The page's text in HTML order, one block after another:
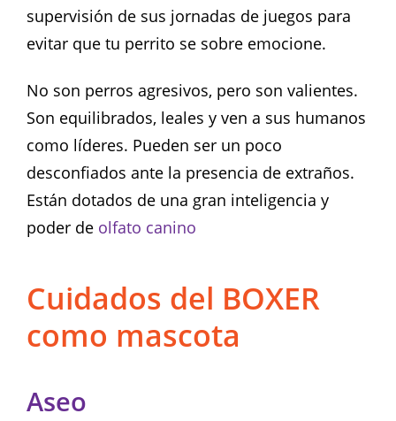
supervisión de sus jornadas de juegos para
evitar que tu perrito se sobre emocione.
No son perros agresivos, pero son valientes.
Son equilibrados, leales y ven a sus humanos
como líderes. Pueden ser un poco
desconfiados ante la presencia de extraños.
Están dotados de una gran inteligencia y
poder de olfato canino
Cuidados del BOXER
como mascota
Aseo